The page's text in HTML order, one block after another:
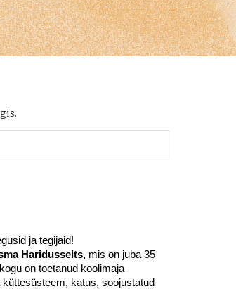
ja tegijaid!
Haridusselts,mis on juba 35
on toetanud koolimaja
katus, soojustatud